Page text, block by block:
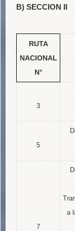
B) SECCION II
RUTA
NACIONAL
N°
3
5
7
a